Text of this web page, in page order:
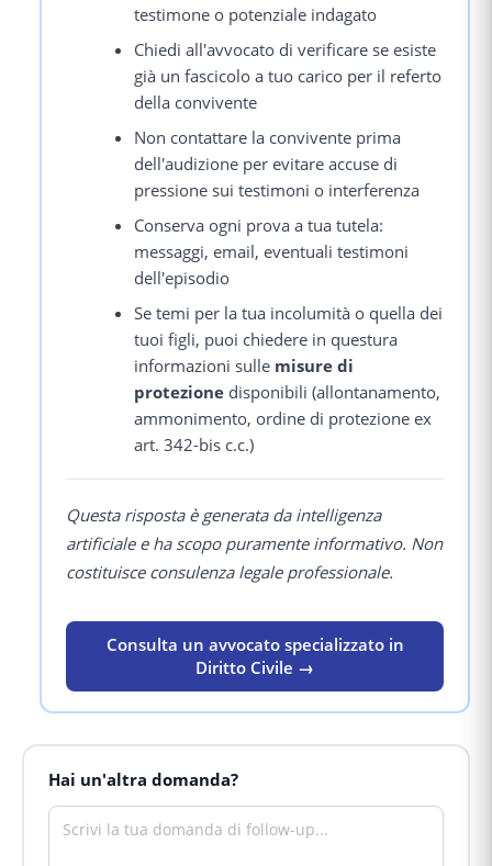
testimone o potenziale indagato
Chiedi all'avvocato di verificare se esiste
già un fascicolo a tuo carico per il referto
della convivente
Non contattare la convivente prima
dell'audizione per evitare accuse di
pressione sui testimoni o interferenza
Conserva ogni prova a tua tutela:
messaggi, email, eventuali testimoni
dell'episodio
Se temi per la tua incolumità o quella dei
tuoi figli, puoi chiedere in questura
informazioni sulle misure di
protezione disponibili (allontanamento,
ammonimento, ordine di protezione ex
art. 342-bis c.c.)
Questa risposta è generata da intelligenza
artificiale e ha scopo puramente informativo. Non
costituisce consulenza legale professionale.
Consulta un avvocato specializzato in
Diritto Civile →
Hai un'altra domanda?